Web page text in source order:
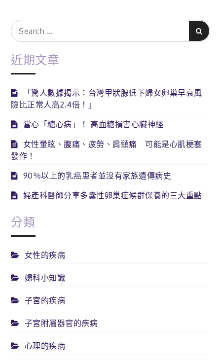
覽
Search
for:
Search
近期文章
「驚人數據揭示：台灣甲狀腺低下婦女卵巢早衰風
險比正常人高2.4倍！」
當心「糖心病」！ 高血糖損害心臟神經
女性暈眩、腹痛、疲勞、肩頸痛 可能是心肌梗塞
發作！
90％以上的乳癌患者並沒有家族遺傳病史
婦產科醫師分享多囊性卵巢症候群保養的三大重點
分類
女性的疾病
婦科小知識
子宮的疾病
子宮附屬器官的疾病
心理的疾病